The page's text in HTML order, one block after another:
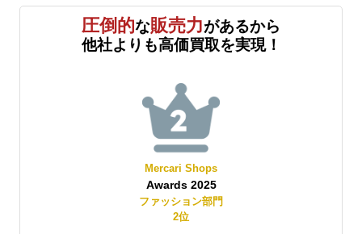
圧倒的な販売力があるから
他社よりも高価買取を実現！
Mercari Shops
Awards 2025
ファッション部門
2位